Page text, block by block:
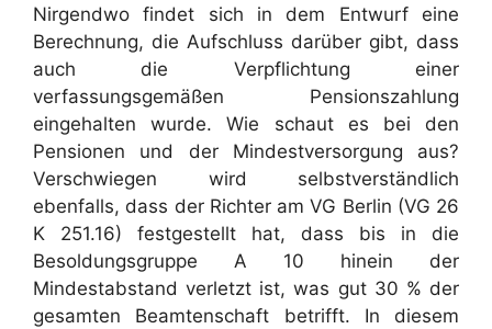
Nirgendwo findet sich in dem Entwurf eine
Berechnung, die Aufschluss darüber gibt, dass
auch die Verpflichtung einer
verfassungsgemäßen Pensionszahlung
eingehalten wurde. Wie schaut es bei den
Pensionen und der Mindestversorgung aus?
Verschwiegen wird selbstverständlich
ebenfalls, dass der Richter am VG Berlin (VG 26
K 251.16) festgestellt hat, dass bis in die
Besoldungsgruppe A 10 hinein der
Mindestabstand verletzt ist, was gut 30 % der
gesamten Beamtenschaft betrifft. In diesem